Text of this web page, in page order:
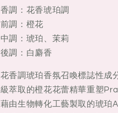
香調：花香琥珀調
前調：橙花
中調：琥珀、茉莉
後調：白麝香
花香調琥珀香氛召喚標誌性成
級萃取的橙花花蕾精華重塑
藉由生物轉化工藝製取的琥珀